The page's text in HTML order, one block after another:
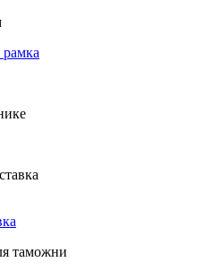
таможни